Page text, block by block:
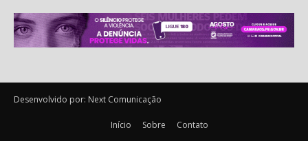
Desenvolvido por: Next Comunicação
Início Sobre Contato